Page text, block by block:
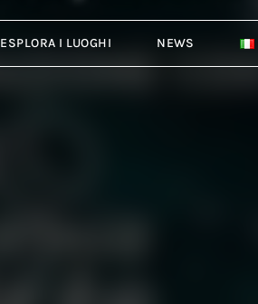
ESPLORA I LUOGHI NEWS